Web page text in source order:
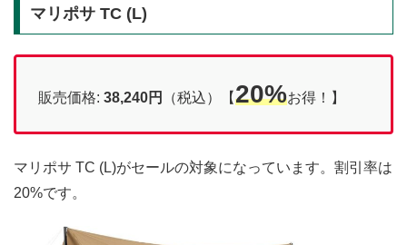
マリポサ TC (L)
販売価格: 38,240円 （税込）【20%お得！】
マリポサ TC (L)がセールの対象になっています。割引率は
20%です。